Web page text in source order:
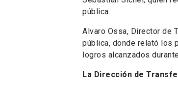
pública.
Alvaro Ossa, Director de
pública, donde relató los
logros alcanzados
La Dirección de